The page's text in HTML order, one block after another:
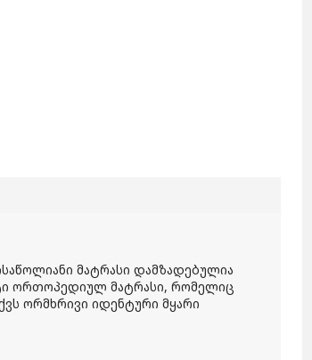
მატრასი დამზადებულია
ორთოპედიულ მატრასი, რომელიც
ორმხრივი იდენტური მყარი